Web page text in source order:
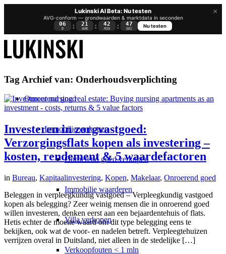
×
Lukinski AI Beta: Nu testen
AVG-conform — grondwaarden & marktdata in seconden
06
D : 21
UUR : 42
MIN : 47
SEC
Nu testen
Onroerend goed
Immobilie verkopen
Onroerend goed verkopen
Immobilie waarderen
Villa verkopen
Verkoopfouten < 1 mln
Tag Archief van: Onderhoudsverplichting
Investeren in zorgvastgoed:
Verzorgingsflats kopen als investering –
kosten, rendement & 5 waardefactoren
in Bureau, Kapitaalinvestering, Kopen, Makelaar, Onroerend goed
Beleggen in verpleegkundig vastgoed – Verpleegkundig vastgoed
kopen als belegging? Zeer weinig mensen die in onroerend goed
willen investeren, denken eerst aan een bejaardentehuis of flats.
Hetis echter de moeite waard om dit type belegging eens te
bekijken, ook wat de voor- en nadelen betreft. Verpleegtehuizen
verrijzen overal in Duitsland, niet alleen in de stedelijke […]